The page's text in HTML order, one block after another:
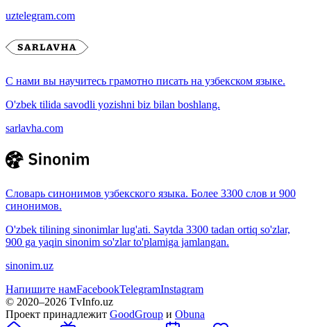
uztelegram.com
С нами вы научитесь грамотно писать на узбекском языке.
O'zbek tilida savodli yozishni biz bilan boshlang.
sarlavha.com
Словарь синонимов узбекского языка. Более 3300 слов и 900
синонимов.
O'zbek tilining sinonimlar lug'ati. Saytda 3300 tadan ortiq so'zlar,
900 ga yaqin sinonim so'zlar to'plamiga jamlangan.
sinonim.uz
Напишите намFacebookTelegramInstagram
© 2020–2026 TvInfo.uz
Проект принадлежит GoodGroup и Obuna